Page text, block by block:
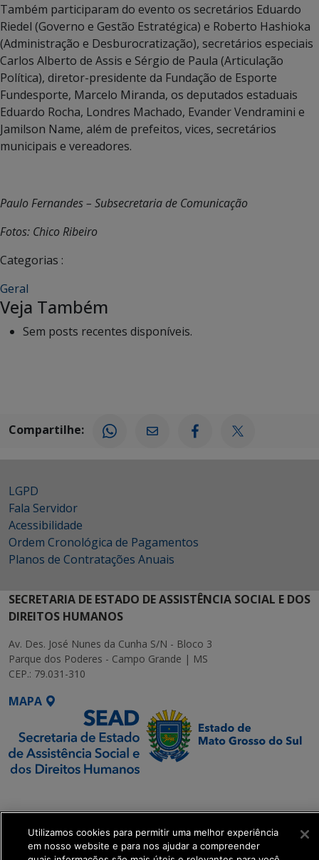
Também participaram do evento os secretários Eduardo
Riedel (Governo e Gestão Estratégica) e Roberto Hashioka
(Administração e Desburocratização), secretários especiais
Carlos Alberto de Assis e Sérgio de Paula (Articulação
Política), diretor-presidente da Fundação de Esporte
Fundesporte, Marcelo Miranda, os deputados estaduais
Eduardo Rocha, Londres Machado, Evander Vendramini e
Jamilson Name, além de prefeitos, vices, secretários
municipais e vereadores.
Paulo Fernandes – Subsecretaria de Comunicação
Fotos: Chico Ribeiro
Categorias :
Geral
Veja Também
Sem posts recentes disponíveis.
Compartilhe:
LGPD
Fala Servidor
Acessibilidade
Ordem Cronológica de Pagamentos
Planos de Contratações Anuais
SECRETARIA DE ESTADO DE ASSISTÊNCIA SOCIAL E DOS
DIREITOS HUMANOS
Av. Des. José Nunes da Cunha S/N - Bloco 3
Parque dos Poderes - Campo Grande | MS
CEP.: 79.031-310
MAPA
Executiva de
Transformação Digital
Utilizamos cookies para permitir uma melhor experiência
em nosso website e para nos ajudar a compreender